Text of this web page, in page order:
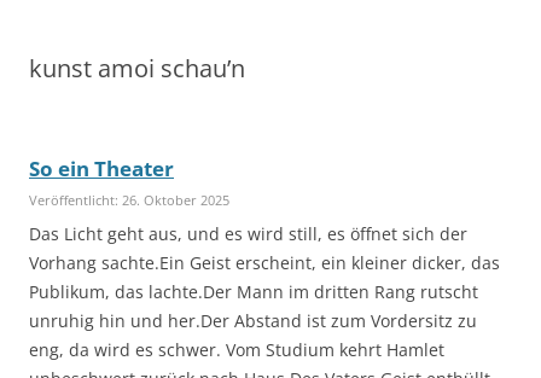
kunst amoi schau’n
So ein Theater
Veröffentlicht: 26. Oktober 2025
Das Licht geht aus, und es wird still, es öffnet sich der
Vorhang sachte.Ein Geist erscheint, ein kleiner dicker, das
Publikum, das lachte.Der Mann im dritten Rang rutscht
unruhig hin und her.Der Abstand ist zum Vordersitz zu
eng, da wird es schwer. Vom Studium kehrt Hamlet